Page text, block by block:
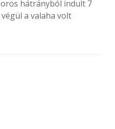
hátrányból indult 7
a valaha volt